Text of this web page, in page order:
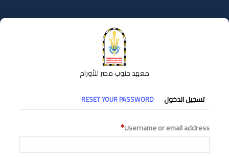
إلى
المحتوى
معهد جنوب مصر للأورام
التبويبات
الأساسية
تسجيل الدخول RESET YOUR PASSWORD
Username or email address